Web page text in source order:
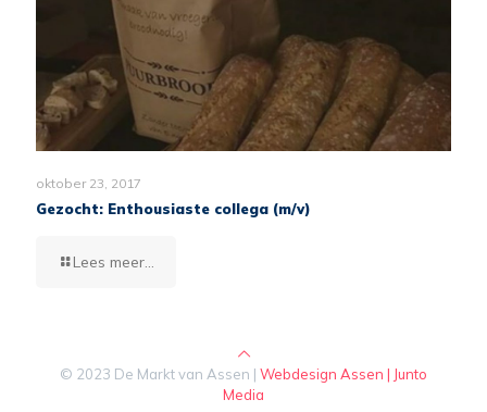
oktober 23, 2017
Gezocht: Enthousiaste collega (m/v)
Lees meer...
© 2023 De Markt van Assen | Webdesign Assen | Junto
Media